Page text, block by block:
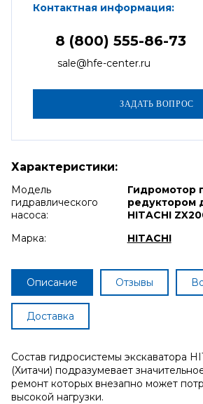
Контактная информация:
8 (800) 555-86-73
sale@hfe-center.ru
Характеристики:
Модель
гидравлического
насоса:
Гидромотор
редуктором
HITACHI
Марка:
HITACHI
Описание Отзывы
Доставка
Состав гидросистемы экскаватора
(Хитачи) подразумевает
ремонт которых внезапно может
высокой нагрузки.